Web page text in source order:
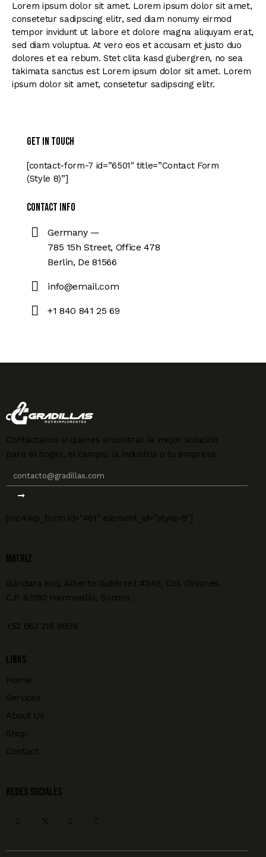
Lorem ipsum dolor sit amet. Lorem ipsum dolor sit amet,
consetetur sadipscing elitr, sed diam nonumy eirmod
tempor invidunt ut labore et dolore magna aliquyam erat,
sed diam voluptua. At vero eos et accusam et justo duo
dolores et ea rebum. Stet clita kasd gubergren, no sea
takimata sanctus est Lorem ipsum dolor sit amet. Lorem
ipsum dolor sit amet, consetetur sadipscing elitr.
Get in Touch
[contact-form-7 id=”6501″ title=”Contact Form
(Style 8)”]
Contact Info
Germany —
785 15h Street, Office 478
Berlin, De 81566
info@email.com
+1 840 841 25 69
Contáctanos si quieres encontrar la mejor solución
para el hogar, el campo, la industria o tu empresa.
[mc4wp_form id="461" element_id="style-9"]
MATRIZ
Gándara esq. Alberto Gutiérrez #349, Col. Olivares.
C.P. 83180 Hermosillo, Sonora.
+52 662 216 9809
Links
Home
Services
About Us
Shop
Contact
REDES SOCIALES